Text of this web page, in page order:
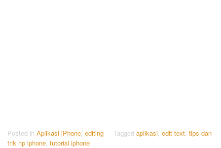
Posted in Aplikasi iPhone, editing Tagged aplikasi, edit text, tips dan
trik hp iphone, tutorial iphone